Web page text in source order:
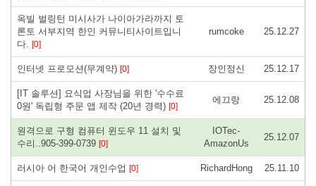
옥빌 벌링턴 미시사가 나이아가라까지 토
론토 서부지역 한인 커뮤니티사이트입니
다. [0]
rumcoke 25.12.27
인터넷 프로모션(무계약) [0] 장인정신 25.12.17
[IT 솔루션] 요식업 사장님을 위한 '수수료
0원' 독립형 주문 앱 제작 (20년 경력) [0]
에끄랑 25.12.08
원격으로 구형 컴퓨터 윈도우 11 설치 및
수리..905-399-0739 [0]
IOTec-
AmazonUs
25.12.07
러시아 어 한국어 개인수업 [0] RichardHong 25.11.10